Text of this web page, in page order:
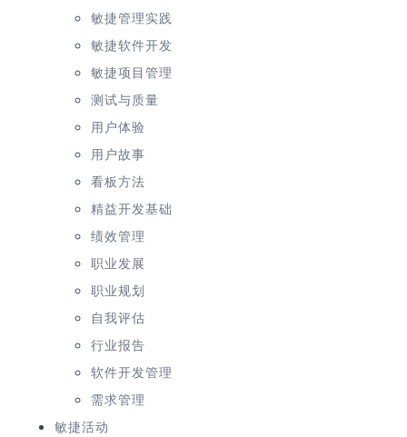
敏捷管理实践
敏捷软件开发
敏捷项目管理
测试与质量
用户体验
用户故事
看板方法
精益开发基础
绩效管理
职业发展
职业规划
自我评估
行业报告
软件开发管理
需求管理
敏捷活动